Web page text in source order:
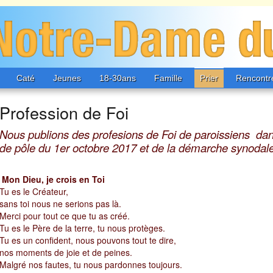
Caté Jeunes 18-30ans Famille Prier
Bussy-St-Martin Chanteloup
Profession de Foi
Nous publions des profesions de Foi de paroissiens
de pôle du 1er octobre 2017 et de la démarche
Mon Dieu, je crois en Toi
Tu es le Créateur,
sans toi nous ne serions pas là.
Merci pour tout ce que tu as créé.
Tu es le Père de la terre, tu nous protèges.
Tu es un confident, nous pouvons tout te dire,
nos moments de joie et de peines.
Malgré nos fautes, tu nous pardonnes toujours.